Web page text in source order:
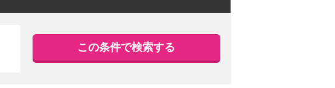
この条件で検索する